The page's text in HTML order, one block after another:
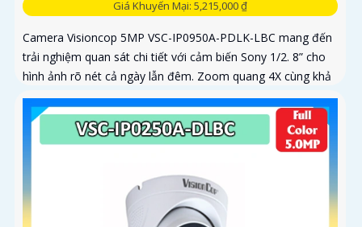
Giá Khuyến Mại: 5,215,000 ₫
Camera Visioncop 5MP VSC-IP0950A-PDLK-LBC mang đến
trải nghiệm quan sát chi tiết với cảm biến Sony 1/2. 8” cho
hình ảnh rõ nét cả ngày lẫn đêm. Zoom quang 4X cùng khả
năng xoay...